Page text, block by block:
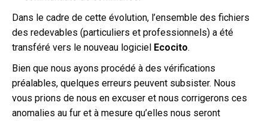
Dans le cadre de cette évolution, l’ensemble des fichiers
des redevables (particuliers et professionnels) a été
transféré vers le nouveau logiciel Ecocito.
Bien que nous ayons procédé à des vérifications
préalables, quelques erreurs peuvent subsister. Nous
vous prions de nous en excuser et nous corrigerons ces
anomalies au fur et à mesure qu’elles nous seront